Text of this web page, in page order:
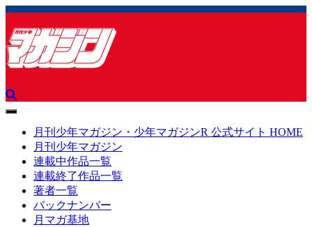
toggle
navigation月刊少年マガジン・少年マガジンR 公式サイト HOME
月刊少年マガジン
連載中作品一覧
連載終了作品一覧
著者一覧
バックナンバー
月マガ基地